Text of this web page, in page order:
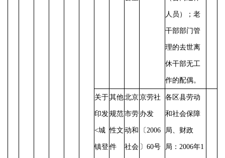
人员）；老
干部部门管
理的去世离
休干部无工
作的配偶。
关于
印发
<城
镇登
其他
规范
性文
件
北京
市劳
动和
社会
京劳社
办发
〔 2006
〕60号
各区县劳动
和社会保障
局、财政
局： 2006年1